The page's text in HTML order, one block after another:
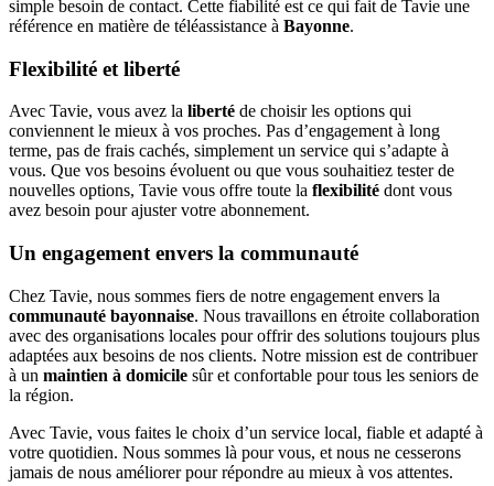
simple besoin de contact. Cette fiabilité est ce qui fait de Tavie une
référence en matière de téléassistance à Bayonne.
Flexibilité et liberté
Avec Tavie, vous avez la liberté de choisir les options qui
conviennent le mieux à vos proches. Pas d’engagement à long
terme, pas de frais cachés, simplement un service qui s’adapte à
vous. Que vos besoins évoluent ou que vous souhaitiez tester de
nouvelles options, Tavie vous offre toute la flexibilité dont vous
avez besoin pour ajuster votre abonnement.
Un engagement envers la communauté
Chez Tavie, nous sommes fiers de notre engagement envers la
communauté bayonnaise. Nous travaillons en étroite collaboration
avec des organisations locales pour offrir des solutions toujours plus
adaptées aux besoins de nos clients. Notre mission est de contribuer
à un maintien à domicile sûr et confortable pour tous les seniors de
la région.
Avec Tavie, vous faites le choix d’un service local, fiable et adapté à
votre quotidien. Nous sommes là pour vous, et nous ne cesserons
jamais de nous améliorer pour répondre au mieux à vos attentes.